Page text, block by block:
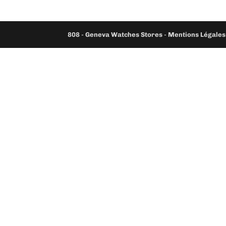
808 -Geneva Watches Stores - Mentions